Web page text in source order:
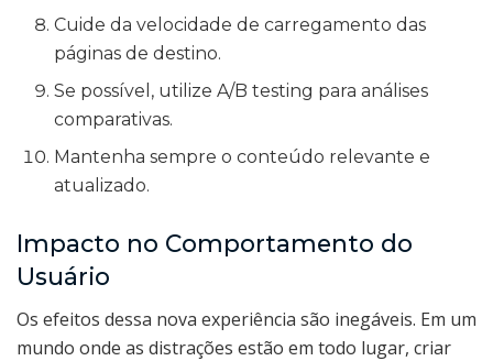
Cuide da velocidade de carregamento das
páginas de destino.
Se possível, utilize A/B testing para análises
comparativas.
Mantenha sempre o conteúdo relevante e
atualizado.
Impacto no Comportamento do
Usuário
Os efeitos dessa nova experiência são inegáveis. Em um
mundo onde as distrações estão em todo lugar, criar